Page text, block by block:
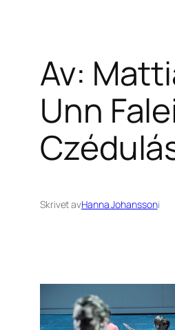
Av:
Unn
Skrivet avHanna Johanssoni